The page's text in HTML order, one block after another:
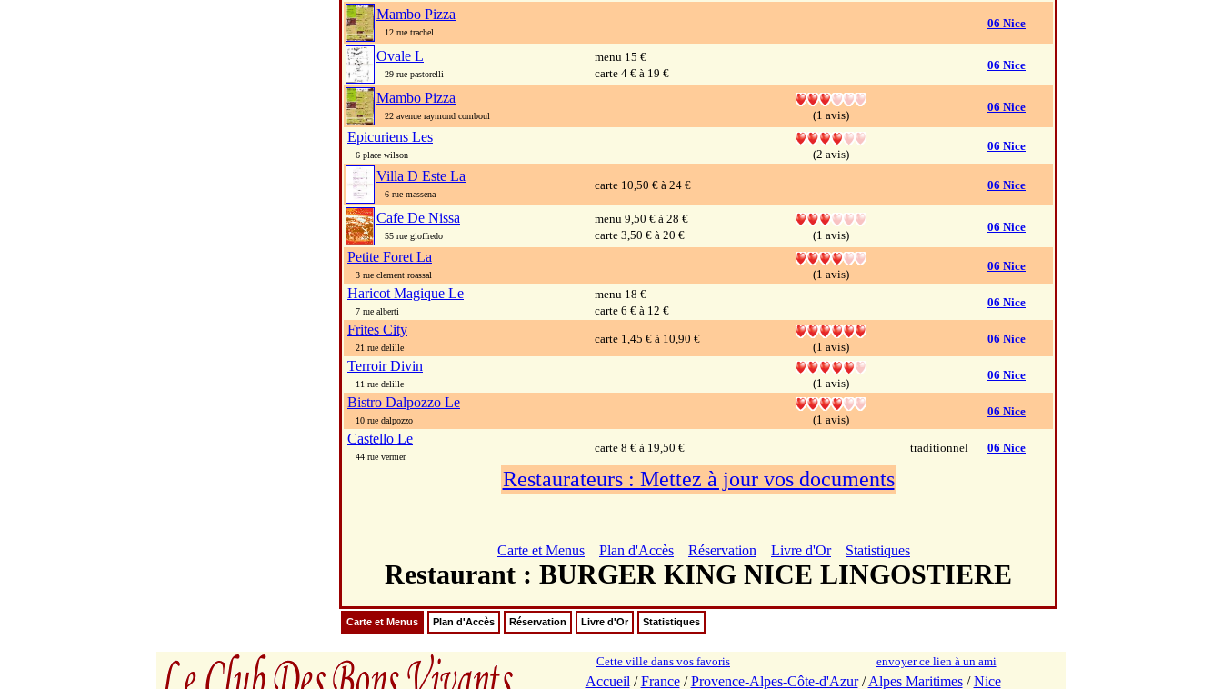
Mambo Pizza
12 rue trachel
06 Nice
Ovale L
29 rue pastorelli
menu 15 €
carte 4 € à 19 €
06 Nice
Mambo Pizza
22 avenue raymond comboul (1 avis)
06 Nice
Epicuriens Les
6 place wilson (2 avis)
06 Nice
Villa D Este La
6 rue massena
carte 10,50 € à 24 € 06 Nice
Cafe De Nissa
55 rue gioffredo
menu 9,50 € à 28 €
carte 3,50 € à 20 €
(1 avis)
06 Nice
Petite Foret La
3 rue clement roassal (1 avis)
06 Nice
Haricot Magique Le
7 rue alberti
menu 18 €
carte 6 € à 12 €
06 Nice
Frites City
21 rue delille
carte 1,45 € à 10,90 €
(1 avis)
06 Nice
Terroir Divin
11 rue delille (1 avis)
06 Nice
Bistro Dalpozzo Le
10 rue dalpozzo (1 avis)
06 Nice
Castello Le
44 rue vernier
carte 8 € à 19,50 € traditionnel 06 Nice
Restaurateurs : Mettez à jour vos documents
Carte et Menus Plan d'Accès Réservation Livre d'Or Statistiques
Restaurant : BURGER KING NICE LINGOSTIERE
Carte et Menus Plan d'Accès Réservation Livre d'Or Statistiques
Cette ville dans vos favoris envoyer ce lien à un ami
Accueil /France/Provence-Alpes-Côte-d'Azur/Alpes Maritimes/Nice